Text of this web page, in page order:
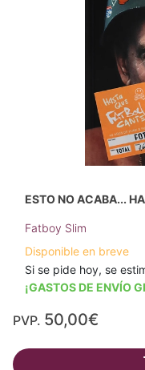
ESTO NO ACABA...
Fatboy Slim
Disponible en breve
Si se pide hoy, se
¡GASTOS DE ENVÍO
PVP. 50,00€